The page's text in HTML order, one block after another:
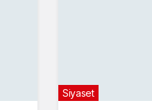
Siyaset